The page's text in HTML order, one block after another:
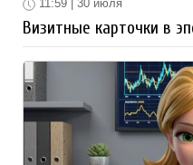
11:59 | 30 июля
Визитные карточки в